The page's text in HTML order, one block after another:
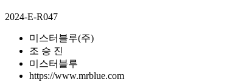
2024-E-R047
미스터블루(주)
조 승 진
미스터블루
https://www.mrblue.com